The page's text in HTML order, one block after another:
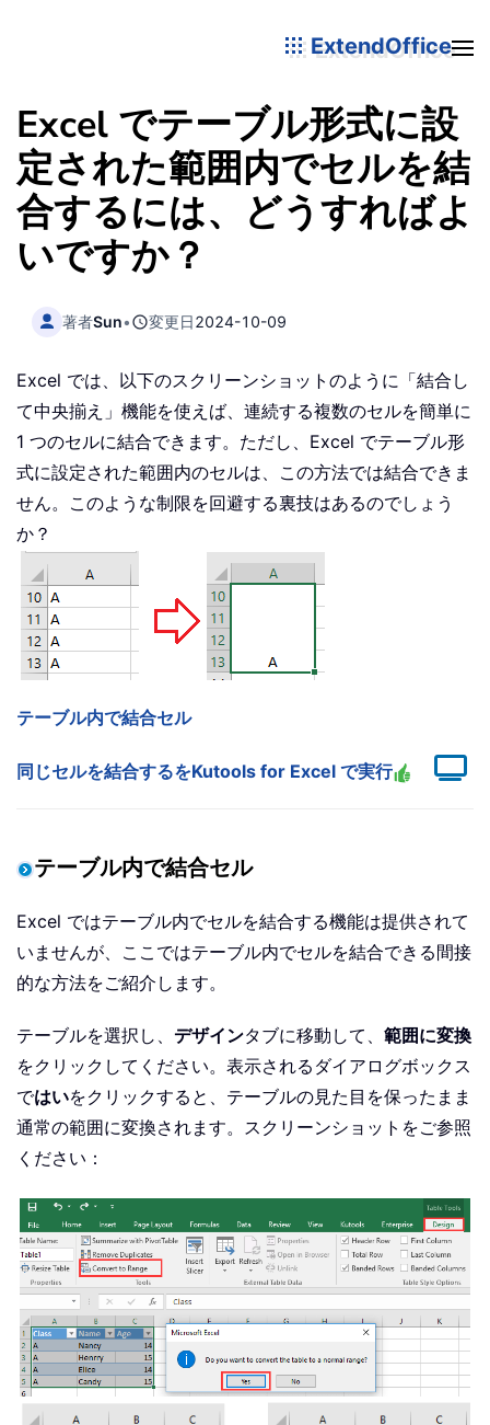
ExtendOffice
Excel でテーブル形式に設
定された範囲内でセルを結
合するには、どうすればよ
いですか？
著者Sun• 変更日2024-10-09
Excel では、以下のスクリーンショットのように「結合し
て中央揃え」機能を使えば、連続する複数のセルを簡単に
1 つのセルに結合できます。ただし、Excel でテーブル形
式に設定された範囲内のセルは、この方法では結合できま
せん。このような制限を回避する裏技はあるのでしょう
か？
テーブル内で結合セル
同じセルを結合するをKutools for Excel で実行
テーブル内で結合セル
Excel ではテーブル内でセルを結合する機能は提供されて
いませんが、ここではテーブル内でセルを結合できる間接
的な方法をご紹介します。
テーブルを選択し、 デザインタブに移動して、 範囲に変換
をクリックしてください。表示されるダイアログボックス
ではいをクリックすると、テーブルの見た目を保ったまま
通常の範囲に変換されます。スクリーンショットをご参照
ください：